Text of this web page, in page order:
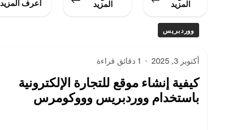
المزيد
المزيد
اعرف المزيد
ووردبريس
أكتوبر 3, 2025 · 1 دقائق قراءة
كيفية إنشاء موقع للتجارة الإلكترونية
باستخدام ووردبريس وووكومرس